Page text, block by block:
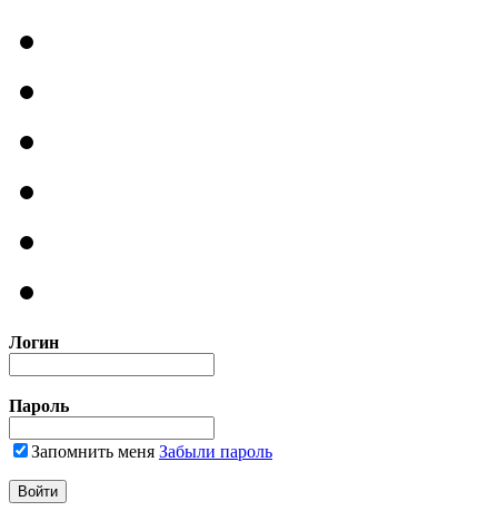
Логин
Пароль
Запомнить меня Забыли пароль